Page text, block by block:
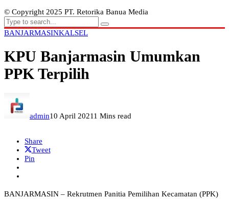
© Copyright 2025 PT. Retorika Banua Media
BANJARMASINKALSEL
KPU Banjarmasin Umumkan
PPK Terpilih
admin10 April 20211 Mins read
Share
Tweet
Pin
BANJARMASIN – Rekrutmen Panitia Pemilihan Kecamatan (PPK)